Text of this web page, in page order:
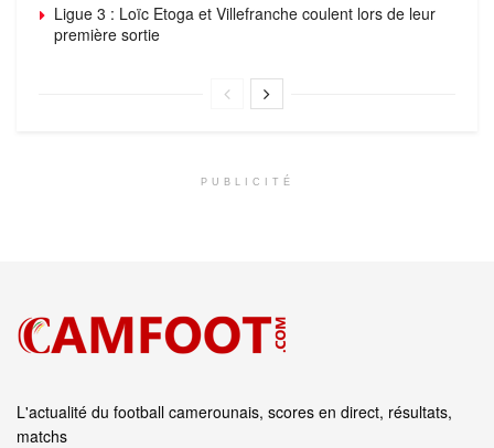
Ligue 3 : Loïc Etoga et Villefranche coulent lors de leur
première sortie
PUBLICITÉ
L'actualité du football camerounais, scores en direct, résultats,
matchs